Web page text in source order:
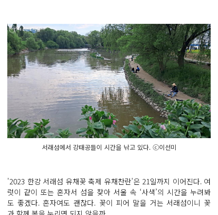
서래섬에서 강태공들이 시간을 낚고 있다. ⓒ이선미
'2023 한강 서래섬 유채꽃 축제 유채찬란'은 21일까지 이어진다. 여
럿이 같이 또는 혼자서 섬을 찾아 서울 속 ‘사색’의 시간을 누려봐
도 좋겠다. 혼자여도 괜찮다. 꽃이 피어 말을 거는 서래섬이니 꽃